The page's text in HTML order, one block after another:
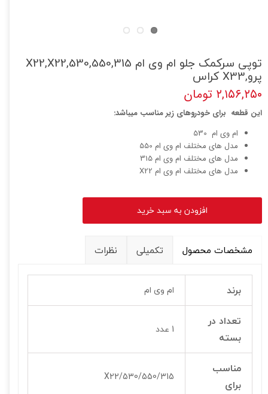
توپی سرکمک جلو ام وی ام 530,550,315,X22,X22
پرو,X33 کراس
۲,۱۵۶,۲۵۰ تومان
این قطعه برای خودروهای زیر مناسب میباشد:
ام وی ام 530
مدل های مختلف ام وی ام 550
مدل های مختلف ام وی ام 315
مدل های مختلف ام وی ام X22
افزودن به سبد خرید
مشخصات محصول تکمیلی نظرات
برند ام وی ام
تعداد در
بسته
1 عدد
مناسب
برای
530/550/315/X22